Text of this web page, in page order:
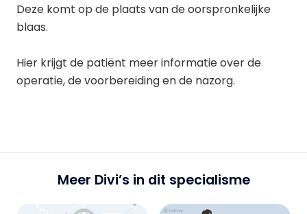
Deze komt op de plaats van de oorspronkelijke
blaas.
Hier krijgt de patiënt meer informatie over de
operatie, de voorbereiding en de nazorg.
Meer Divi’s in dit specialisme